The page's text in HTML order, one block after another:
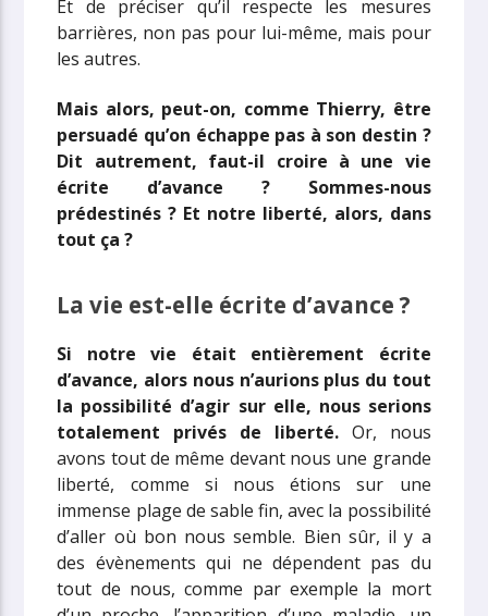
Et de préciser qu’il respecte les mesures
barrières, non pas pour lui-même, mais pour
les autres.
Mais alors, peut-on, comme Thierry, être
persuadé qu’on échappe pas à son destin ?
Dit autrement, faut-il croire à une vie
écrite d’avance ? Sommes-nous
prédestinés ? Et notre liberté, alors, dans
tout ça ?
La vie est-elle écrite d’avance ?
Si notre vie était entièrement écrite
d’avance, alors nous n’aurions plus du tout
la possibilité d’agir sur elle, nous serions
totalement privés de liberté.Or, nous
avons tout de même devant nous une grande
liberté, comme si nous étions sur une
immense plage de sable fin, avec la possibilité
d’aller où bon nous semble. Bien sûr, il y a
des évènements qui ne dépendent pas du
tout de nous, comme par exemple la mort